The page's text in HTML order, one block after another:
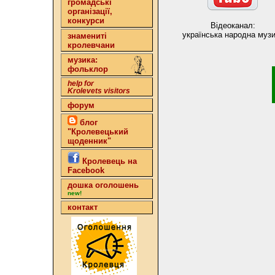
громадські
організації,
конкурси
знамениті
кролевчани
музика:
фольклор
help for
Krolevets visitors
форум
блог
"Кролевецький
щоденник"
Кролевець на
Facebook
дошка оголошень
new!
контакт
Відеоканал:
українська народна